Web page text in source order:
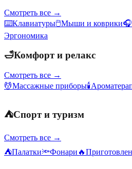
Смотреть все →
⌨️Клавиатуры🖱️Мыши и коврики🎧
Эргономика
🛁Комфорт и релакс
Смотреть все →
💆Массажные приборы🕯️
⛺Спорт и туризм
Смотреть все →
⛺Палатки🔦Фонари 🔥